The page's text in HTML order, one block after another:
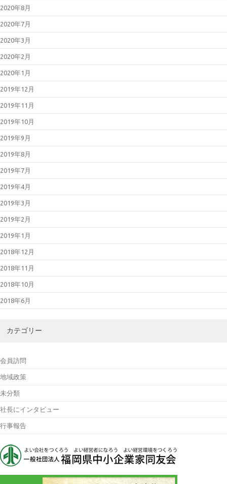
2020年8月
2020年7月
2020年3月
2020年2月
2020年1月
2019年12月
2019年11月
2019年10月
2019年9月
2019年8月
2019年7月
2019年4月
2019年3月
2019年2月
2019年1月
2018年12月
2018年11月
2018年10月
2018年6月
カテゴリー
会員訪問
地域政策
未分類
社長にインタビュー
行事報告